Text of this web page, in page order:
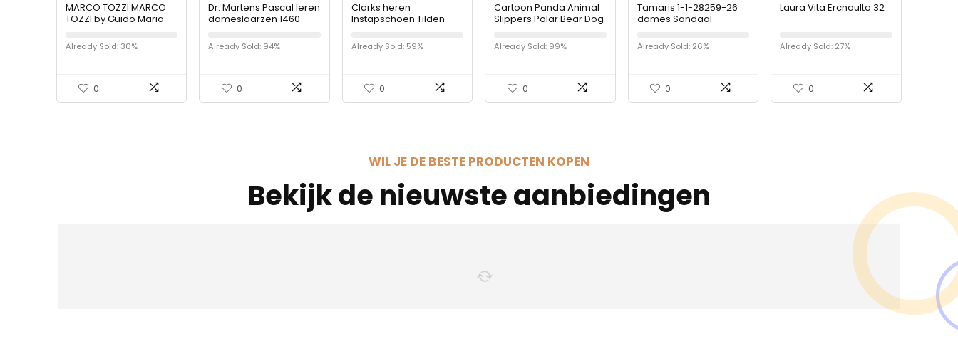
MARCO TOZZI MARCO
TOZZI by Guido Maria
26 Veloursleder
Sandale dames
Already Sold: 30%
0
Dr. Martens Pascal leren
dameslaarzen 1460
Already Sold: 94%
0
Clarks heren
Instapschoen Tilden
Already Sold: 59%
0
Cartoon Panda Animal
Slippers Polar Bear Dog
pluche katoenen
schoenen
Already Sold: 99%
0
Tamaris 1-1-28259-26
dames Sandaal
Already Sold: 26%
0
Laura Vita Ercnaulto 32
Already Sold: 27%
0
WIL JE DE BESTE PRODUCTEN KOPEN
Bekijk de nieuwste aanbiedingen